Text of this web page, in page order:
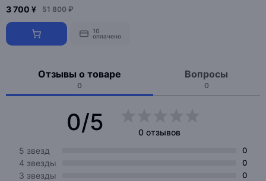
3 700 ¥ 51 800 ₽
10
оплачено
Отзывы о товаре
0
Вопросы
0
0/5
0 отзывов
5 звезд
0
4 звезды 0
3 звезды 0